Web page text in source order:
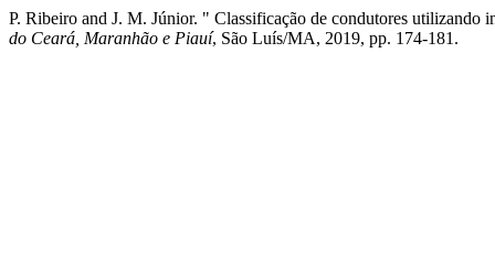
P. Ribeiro and J. M. Júnior. " Classificação de condutores
do Ceará, Maranhão e Piauí, São Luís/MA, 2019, pp. 174-181.